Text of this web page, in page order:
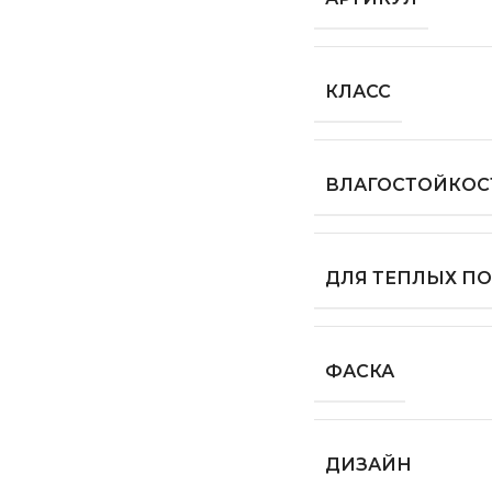
КЛАСС
ДЛЯ ТЕПЛЫХ
ФАСКА
ДИЗАЙН